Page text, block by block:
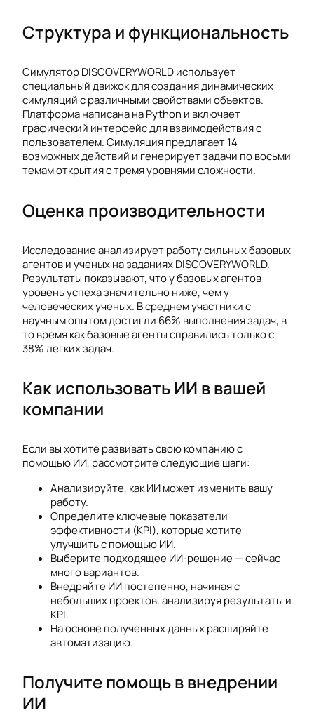
Структура и функциональность
Симулятор DISCOVERYWORLD использует
специальный движок для создания динамических
симуляций с различными свойствами объектов.
Платформа написана на Python и включает
графический интерфейс для взаимодействия с
пользователем. Симуляция предлагает 14
возможных действий и генерирует задачи по восьми
темам открытия с тремя уровнями сложности.
Оценка производительности
Исследование анализирует работу сильных базовых
агентов и ученых на заданиях DISCOVERYWORLD.
Результаты показывают, что у базовых агентов
уровень успеха значительно ниже, чем у
человеческих ученых. В среднем участники с
научным опытом достигли 66% выполнения задач, в
то время как базовые агенты справились только с
38% легких задач.
Как использовать ИИ в вашей
компании
Если вы хотите развивать свою компанию с
помощью ИИ, рассмотрите следующие шаги:
Анализируйте, как ИИ может изменить вашу
работу.
Определите ключевые показатели
эффективности (KPI), которые хотите
улучшить с помощью ИИ.
Выберите подходящее ИИ-решение — сейчас
много вариантов.
Внедряйте ИИ постепенно, начиная с
небольших проектов, анализируя результаты и
KPI.
На основе полученных данных расширяйте
автоматизацию.
Получите помощь в внедрении
ИИ